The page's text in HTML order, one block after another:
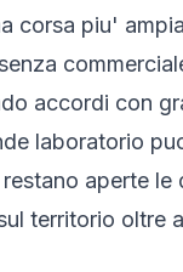
corsa piu'
accordi con
laboratorio
aperte
territorio oltre